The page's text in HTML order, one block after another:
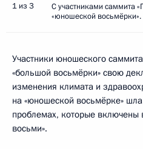
1 из 3
С участниками саммита
«юношеской восьмёрки».
Участники юношеского
«большой восьмёрки» свою
изменения климата и
на «юношеской восьмёрке»
проблемах, которые включены
восьми».